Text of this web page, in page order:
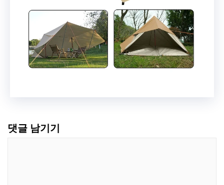
댓글 남기기